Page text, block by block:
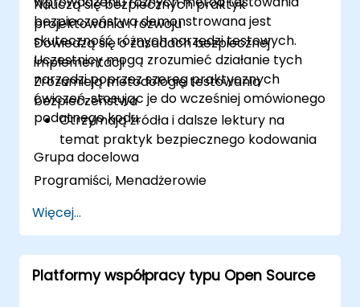
bezpieczeństwa demonstrowana jest
skuteczność różnych narzędzi testowych.
Uczestnicy mogą zrozumieć działanie tych
narzędzi poprzez szereg praktycznych
ćwiczeń, stosując je do wcześniej omówionego
podatnego kodu.
Nauczą się bezpiecznych praktyk
projektowania i rozwoju
Dowiedzą się o zasadach bezpiecznej
implementacji
Zrozumieją metodologię testowania
bezpieczeństwa
Otrzymają źródła i dalsze lektury na
temat praktyk bezpiecznego kodowania
Grupa docelowa
Programiści, Menadżerowie
Więcej...
Platformy współpracy typu Open Source